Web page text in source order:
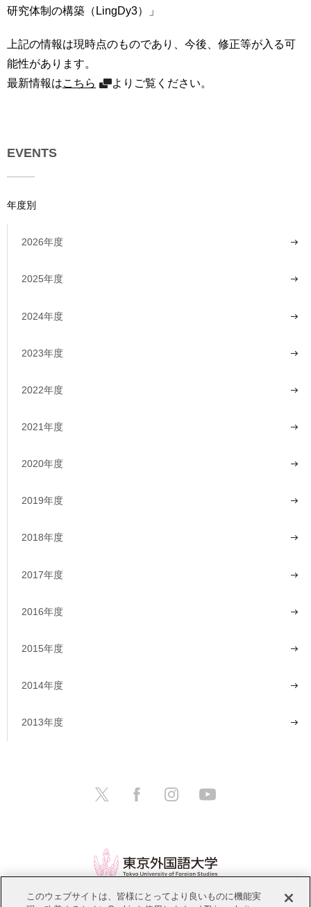
研究体制の構築（LingDy3）」
上記の情報は現時点のものであり、今後、修正等が入る可
能性があります。
最新情報はこちら よりご覧ください。
EVENTS
年度別
2026年度
2025年度
2024年度
2023年度
2022年度
2021年度
2020年度
2019年度
2018年度
2017年度
2016年度
2015年度
2014年度
2013年度
このウェブサイトは、皆様にとってより良いものに機能実